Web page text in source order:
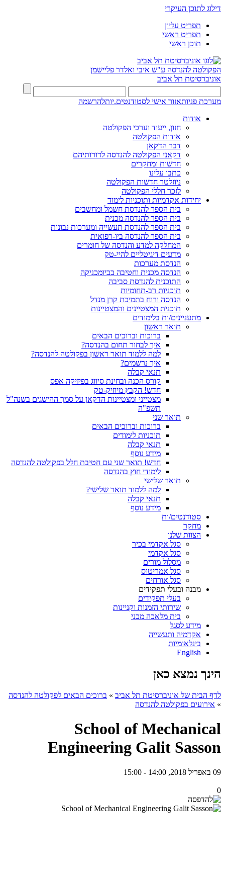
דילוג לתוכן העיקרי
תפריט עליון
תפריט ראשי
תוכן ראשי
הפקולטה להנדסה ע"ש איבי ואלדר פליישמן
אוניברסיטת תל אביב
מערכת פניותאזור אישי לסטודנטים.יותלהרשמה
אודות
חזון, ייעוד וערכי הפקולטה
אודות הפקולטה
דבר הדקאן
דקאני הפקולטה להנדסה לדורותיהם
חדשות ומחקרים
כתבו עלינו
ניוזלטר חדשות הפקולטה
לזכר חללי הפקולטה
יחידות אקדמיות ותוכניות לימוד
בית הספר להנדסת חשמל ומחשבים
בית הספר להנדסה מכנית
בית הספר להנדסת תעשייה ומערכות נבונות
בית הספר להנדסה ביו-רפואית
המחלקה למדע והנדסה של חומרים
מדעים דיגיטליים להיי-טק
הנדסת מערכות
הנדסה מכנית וחטיבה בביומכניקה
התוכנית להנדסת סביבה
תוכניות רב-תחומיות
הנדסה ורוח בתמיכת קרן מנדל
תוכנית המצטיינים והמצטיינות
מתעניינים/ות בלימודים
תואר ראשון
ברוכות וברוכים הבאים
איך לבחור תחום בהנדסה?
למה ללמוד תואר ראשון בפקולטה להנדסה?
איך נרשמים?
תנאי קבלה
קורס הכנה ובחינת סיווג בפיזיקה אפס
חדש! הקבץ מיוזיק-טק
מצטייני ומצטיינות הדקאן על סמך ההישגים בשנה"ל
תשפ"ה
תואר שני
ברוכות וברוכים הבאים
תוכניות לימודים
תנאי קבלה
מידע נוסף
חדש! תואר שני עם חטיבת חלל בפקולטה להנדסה
לימודי חוץ בהנדסה
תואר שלישי
למה ללמוד תואר שלישי?
תנאי קבלה
מידע נוסף
סטודנטים/ות
מחקר
הצוות שלנו
סגל אקדמי בכיר
סגל אקדמי
מסלול מורים
סגל אמריטוס
סגל אורחים
מבנה ובעלי תפקידים
בעלי תפקידים
שירותי הזמנות וקניינות
בית מלאכה מכני
מידע לסגל
אקדמיה ותעשייה
בינלאומיות
English
הינך נמצא כאן
לדף הבית של אוניברסיטת תל אביב » ברוכים הבאים לפקולטה להנדסה
» אירועים בפקולטה להנדסה
School of Mechanical
Engineering Galit Sasson
09 באפריל 2018, 14:00 - 15:00
0